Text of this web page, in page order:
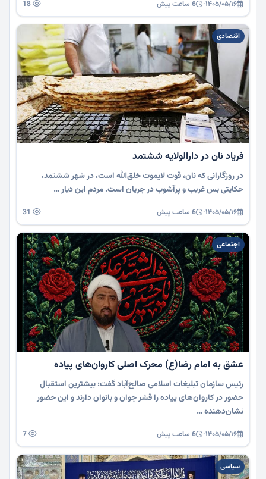
۱۴۰۵/۰۵/۱۶· 6 ساعت پیش
اقتصادی
فریاد نان در دارالولایه‌ ششتمد
در روزگارانی که نان، قوت لایموت خلق‌الله است، در شهر ششتمد،
حکایتی بس غریب و پرآشوب در جریان است. مردم این دیار …
۱۴۰۵/۰۵/۱۶· 6 ساعت پیش
اجتماعی
عشق به امام رضا(ع) محرک اصلی کاروان‌های پیاده
رئیس سازمان تبلیغات اسلامی صالح‌آباد گفت: بیشترین استقبال
حضور در کاروان‌های پیاده را قشر جوان و بانوان دارند و این حضور
نشان‌دهنده …
۱۴۰۵/۰۵/۱۶· 6 ساعت پیش
سیاسی